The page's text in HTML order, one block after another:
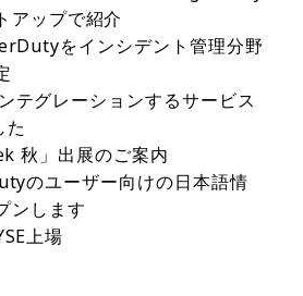
スクの高いコード変更を本番環
し、重要な運用コンテキスト
クフローに直接取り込み、重大
際にPagerDutyインシデントを
に設計されている。このエコシ
トの運用におけるPagerDuty
化し、顧客の自律型ワークフ
回復力の向上を支援する。Pag​​e
イフサイクルのより早い段階
記録、意思決定といった重要な
の内部および外部データはPa
ームに流れ込み、よりスマー
確な根本原因分析、そして開
をフィードバックして問題を根
いった好循環を生み出す。同
ト間機能の拡張も発表した。
機能により、PagerDutyのS
AWS DevOpsエージェントやA
へのコミットメントを証明する
シデントを予防し、発生した
解決するために必要なツールを
はデジタル運用管理の
担っている。このインテグレー
な基準を確立し、コラボレー
テクノロジーを統合すること
のと期待されている。出典：Pa
あり方を変えるソリューション
録はこちら基礎の徹底と最新
得られるこの機会を通じて、運
負荷を軽減し、より戦略的な
力するための具体的な道筋を提
果を高めることが可能だ。ま
とOperations Console
語で利用可能になった。Operat
でのインシデント発生状況を
く表示し、ユーザーやチームで
力強くサポートしてくれる。
わせて、Operations Console
きるSREエージェントも日本語
。SREエージェントは、発生中
要を瞬時にサマリーでき、過去
アップで紹介
をインシデント管理分野
テグレーションするサービス
た
秋」出展のご案内
のユーザー向けの日本語情
ンします
上場